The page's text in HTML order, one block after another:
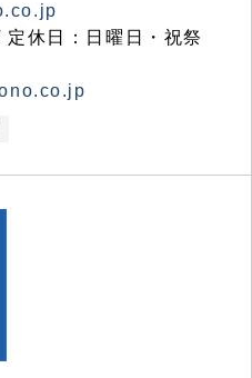
休日：日曜日・祝祭